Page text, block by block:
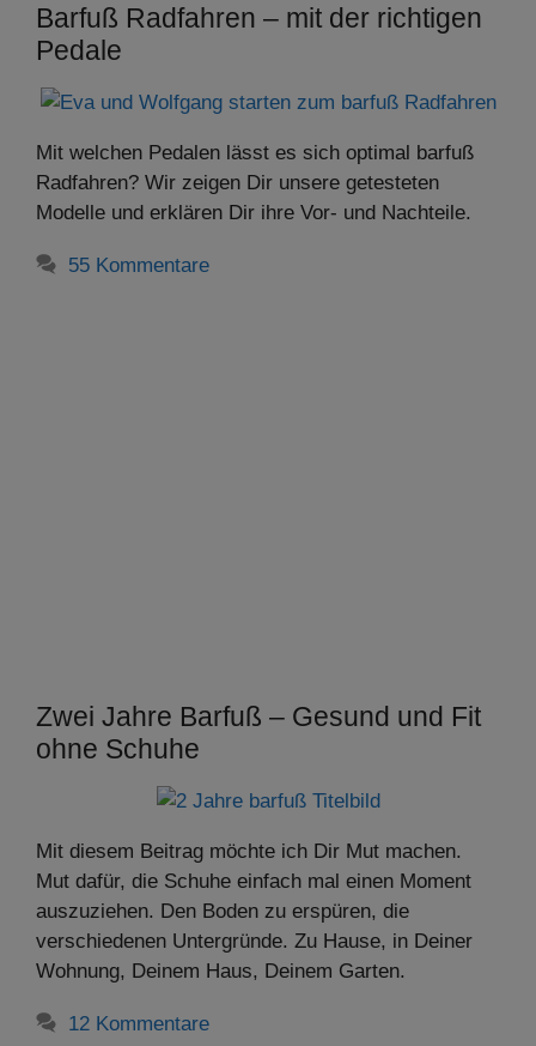
Barfuß Radfahren – mit der richtigen
Pedale
Mit welchen Pedalen lässt es sich optimal barfuß
Radfahren? Wir zeigen Dir unsere getesteten
Modelle und erklären Dir ihre Vor- und Nachteile.
55 Kommentare
Zwei Jahre Barfuß – Gesund und Fit
ohne Schuhe
Mit diesem Beitrag möchte ich Dir Mut machen.
Mut dafür, die Schuhe einfach mal einen Moment
auszuziehen. Den Boden zu erspüren, die
verschiedenen Untergründe. Zu Hause, in Deiner
Wohnung, Deinem Haus, Deinem Garten.
12 Kommentare